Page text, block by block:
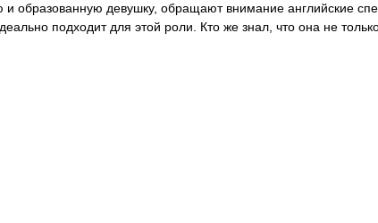
образованную девушку, обращают внимание английские
подходит для этой роли. Кто же знал, что она не